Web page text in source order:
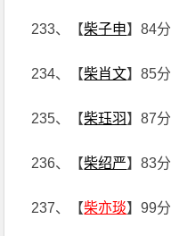
233、【柴子申】84分
234、【柴肖文】85分
235、【柴珏羽】87分
236、【柴绍严】83分
237、【柴亦琰】99分